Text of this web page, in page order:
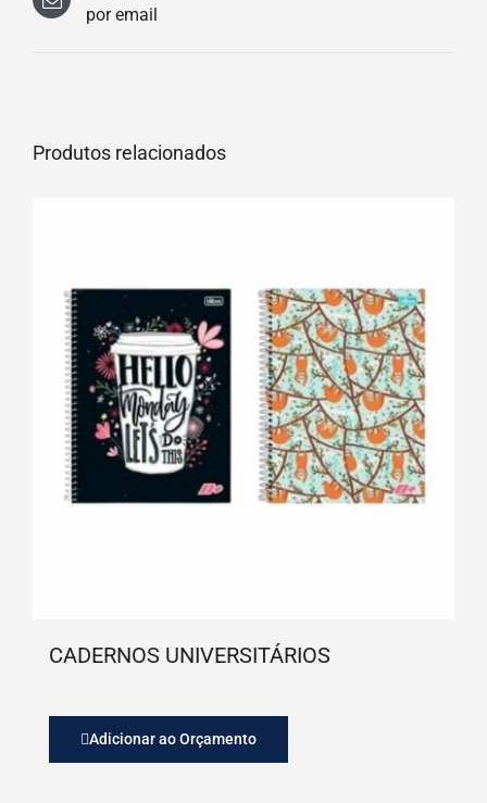
por email
Produtos relacionados
CADERNOS UNIVERSITÁRIOS
Adicionar ao Orçamento